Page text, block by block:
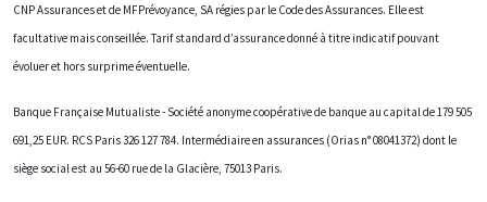
CNP Assurances et de MFPrévoyance, SA régies par le Code des Assurances. Elle est
facultative mais conseillée. Tarif standard d’assurance donné à titre indicatif pouvant
évoluer et hors surprime éventuelle.
Banque Française Mutualiste - Société anonyme coopérative de banque au capital de 179 505
691,25 EUR. RCS Paris 326 127 784. Intermédiaire en assurances (Orias n° 08041372) dont le
siège social est au 56-60 rue de la Glacière, 75013 Paris.